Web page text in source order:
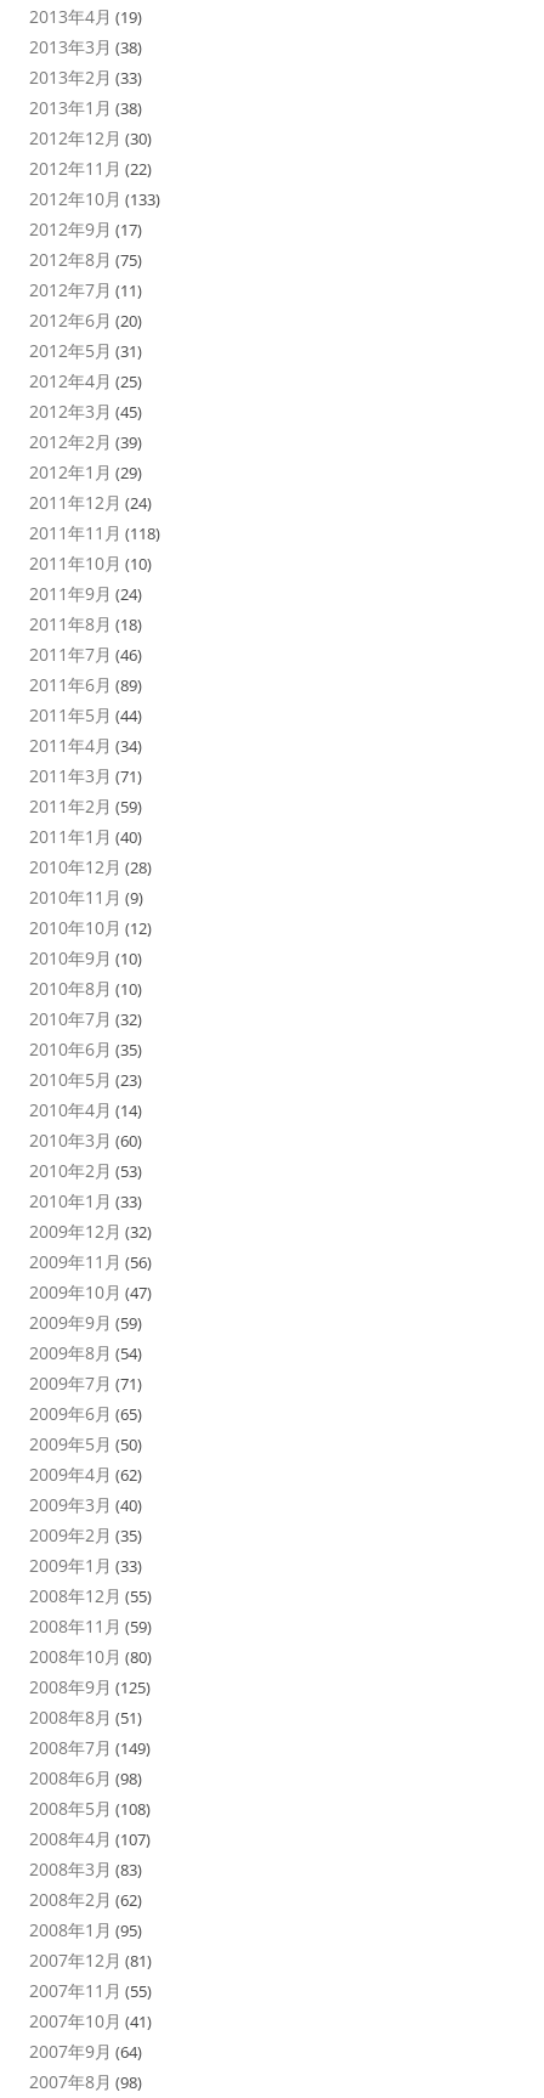
2013年4月 (19)
2013年3月 (38)
2013年2月 (33)
2013年1月 (38)
2012年12月 (30)
2012年11月 (22)
2012年10月 (133)
2012年9月 (17)
2012年8月 (75)
2012年7月 (11)
2012年6月 (20)
2012年5月 (31)
2012年4月 (25)
2012年3月 (45)
2012年2月 (39)
2012年1月 (29)
2011年12月 (24)
2011年11月 (118)
2011年10月 (10)
2011年9月 (24)
2011年8月 (18)
2011年7月 (46)
2011年6月 (89)
2011年5月 (44)
2011年4月 (34)
2011年3月 (71)
2011年2月 (59)
2011年1月 (40)
2010年12月 (28)
2010年11月 (9)
2010年10月 (12)
2010年9月 (10)
2010年8月 (10)
2010年7月 (32)
2010年6月 (35)
2010年5月 (23)
2010年4月 (14)
2010年3月 (60)
2010年2月 (53)
2010年1月 (33)
2009年12月 (32)
2009年11月 (56)
2009年10月 (47)
2009年9月 (59)
2009年8月 (54)
2009年7月 (71)
2009年6月 (65)
2009年5月 (50)
2009年4月 (62)
2009年3月 (40)
2009年2月 (35)
2009年1月 (33)
2008年12月 (55)
2008年11月 (59)
2008年10月 (80)
2008年9月 (125)
2008年8月 (51)
2008年7月 (149)
2008年6月 (98)
2008年5月 (108)
2008年4月 (107)
2008年3月 (83)
2008年2月 (62)
2008年1月 (95)
2007年12月 (81)
2007年11月 (55)
2007年10月 (41)
2007年9月 (64)
2007年8月 (98)